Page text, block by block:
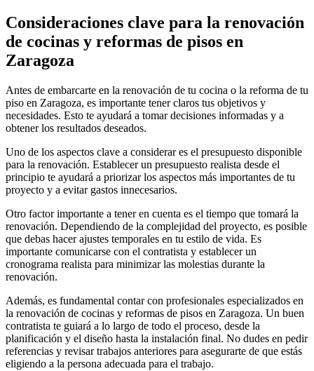
Consideraciones clave para la renovación
de cocinas y reformas de pisos en
Zaragoza
Antes de embarcarte en la renovación de tu cocina o la reforma de tu
piso en Zaragoza, es importante tener claros tus objetivos y
necesidades. Esto te ayudará a tomar decisiones informadas y a
obtener los resultados deseados.
Uno de los aspectos clave a considerar es el presupuesto disponible
para la renovación. Establecer un presupuesto realista desde el
principio te ayudará a priorizar los aspectos más importantes de tu
proyecto y a evitar gastos innecesarios.
Otro factor importante a tener en cuenta es el tiempo que tomará la
renovación. Dependiendo de la complejidad del proyecto, es posible
que debas hacer ajustes temporales en tu estilo de vida. Es
importante comunicarse con el contratista y establecer un
cronograma realista para minimizar las molestias durante la
renovación.
Además, es fundamental contar con profesionales especializados en
la renovación de cocinas y reformas de pisos en Zaragoza. Un buen
contratista te guiará a lo largo de todo el proceso, desde la
planificación y el diseño hasta la instalación final. No dudes en pedir
referencias y revisar trabajos anteriores para asegurarte de que estás
eligiendo a la persona adecuada para el trabajo.